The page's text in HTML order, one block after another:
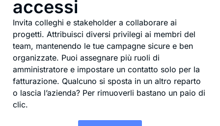
accessi
Invita colleghi e stakeholder a collaborare ai
progetti. Attribuisci diversi privilegi ai membri del
team, mantenendo le tue campagne sicure e ben
organizzate. Puoi assegnare più ruoli di
amministratore e impostare un contatto solo per la
fatturazione. Qualcuno si sposta in un altro reparto
o lascia l’azienda? Per rimuoverli bastano un paio di
clic.